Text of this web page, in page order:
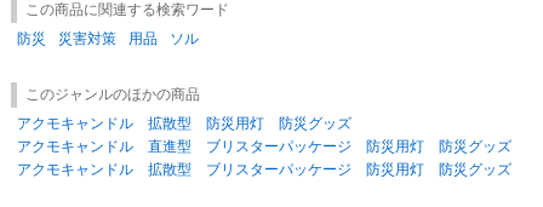
この商品に関連する検索ワード
防災
災害対策 用品 ソル
このジャンルのほかの商品
アクモキャンドル 拡散型 防災用灯 防災グッズ
アクモキャンドル 直進型 ブリスターパッケージ 防災用灯 防災グッズ
アクモキャンドル 拡散型 ブリスターパッケージ 防災用灯 防災グッズ